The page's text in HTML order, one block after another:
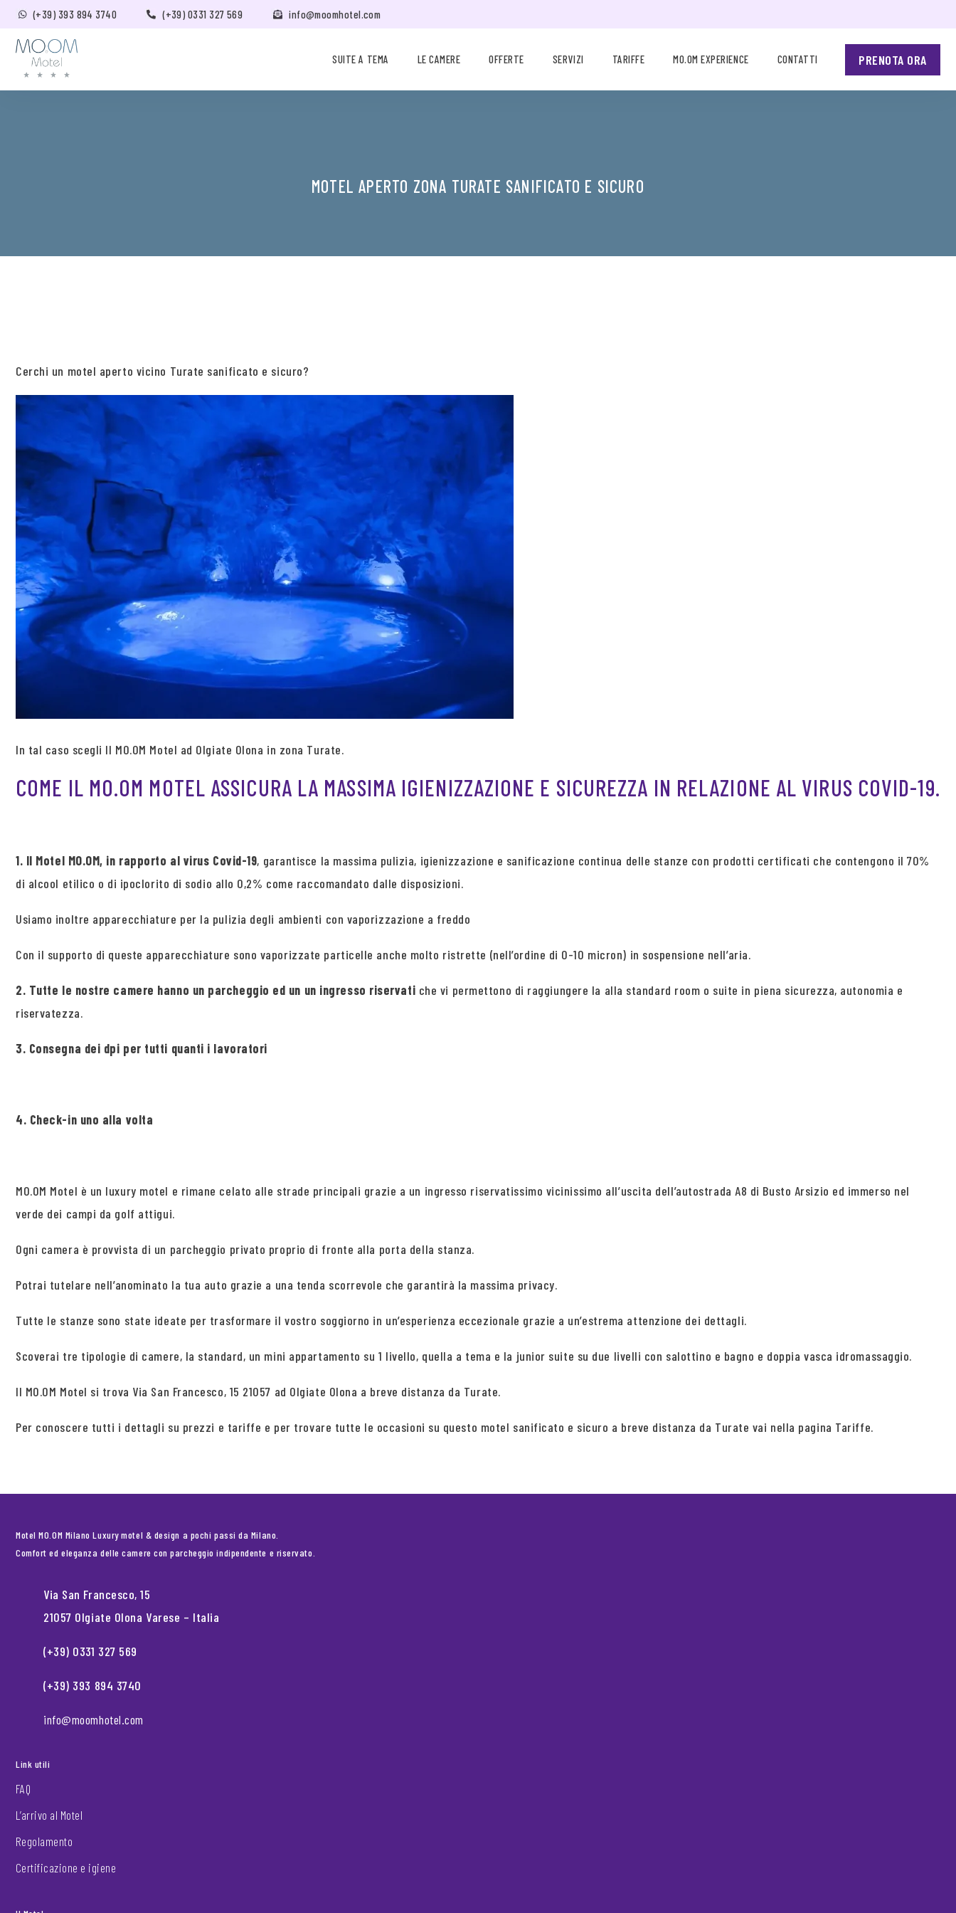
(+39) 393 894 3740 (+39) 0331 327 569 info@moomhotel.com
SUITE A TEMA LE CAMERE OFFERTE SERVIZI TARIFFE MO.OM EXPERIENCE CONTATTI PRENOTA ORA
MOTEL APERTO ZONA TURATE SANIFICATO E SICURO
Cerchi un motel aperto vicino Turate sanificato e sicuro?
In tal caso scegli Il MO.OM Motel ad Olgiate Olona in zona Turate.
COME IL MO.OM MOTEL ASSICURA LA MASSIMA IGIENIZZAZIONE E SICUREZZA IN RELAZIONE AL VIRUS COVID-19.
1. Il Motel MO.OM, in rapporto al virus Covid-19, garantisce la massima pulizia, igienizzazione e sanificazione continua delle stanze con prodotti certificati che contengono il 70%
di alcool etilico o di ipoclorito di sodio allo 0,2% come raccomandato dalle disposizioni.
Usiamo inoltre apparecchiature per la pulizia degli ambienti con vaporizzazione a freddo
Con il supporto di queste apparecchiature sono vaporizzate particelle anche molto ristrette (nell’ordine di 0-10 micron) in sospensione nell’aria.
2. Tutte le nostre camere hanno un parcheggio ed un un ingresso riservati che vi permettono di raggiungere la alla standard room o suite in piena sicurezza, autonomia e
riservatezza.
3. Consegna dei dpi per tutti quanti i lavoratori
4. Check-in uno alla volta
MO.OM Motel è un luxury motel e rimane celato alle strade principali grazie a un ingresso riservatissimo vicinissimo all’uscita dell’autostrada A8 di Busto Arsizio ed immerso nel
verde dei campi da golf attigui.
Ogni camera è provvista di un parcheggio privato proprio di fronte alla porta della stanza.
Potrai tutelare nell’anominato la tua auto grazie a una tenda scorrevole che garantirà la massima privacy.
Tutte le stanze sono state ideate per trasformare il vostro soggiorno in un’esperienza eccezionale grazie a un’estrema attenzione dei dettagli.
Scoverai tre tipologie di camere, la standard, un mini appartamento su 1 livello, quella a tema e la junior suite su due livelli con salottino e bagno e doppia vasca idromassaggio.
Il MO.OM Motel si trova Via San Francesco, 15 21057 ad Olgiate Olona a breve distanza da Turate.
Per conoscere tutti i dettagli su prezzi e tariffe e per trovare tutte le occasioni su questo motel sanificato e sicuro a breve distanza da Turate vai nella pagina Tariffe.
Motel MO.OM Milano Luxury motel & design a pochi passi da Milano.
Comfort ed eleganza delle camere con parcheggio indipendente e riservato.
Via San Francesco, 15
21057 Olgiate Olona Varese – Italia
(+39) 0331 327 569
(+39) 393 894 3740
info@moomhotel.com
Link utili
FAQ
L’arrivo al Motel
Regolamento
Certificazione e igiene